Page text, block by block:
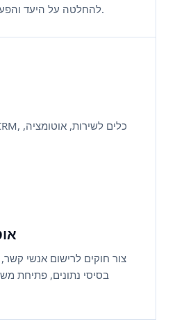
להחלטה על היעד והפעולה הבאה של הזרימה.
צור חוקים לרישום אנשי קשר,
בסיסי נתונים, פתיחת